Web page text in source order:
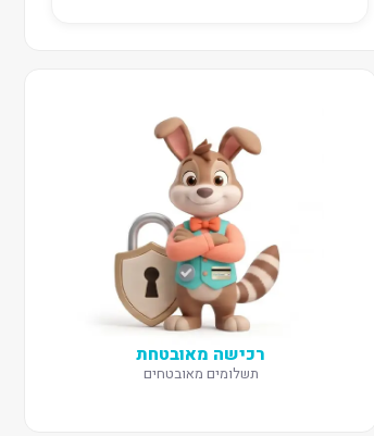
רכישה מאובטחת
תשלומים מאובטחים